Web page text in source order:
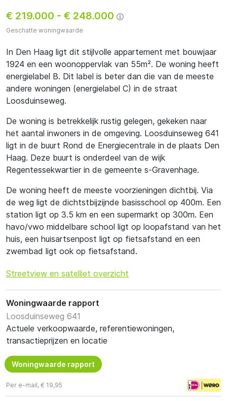
€ 219.000 - € 248.000
Geschatte woningwaarde
In Den Haag ligt dit stijlvolle appartement met bouwjaar
1924 en een woonoppervlak van 55m². De woning heeft
energielabel B. Dit label is beter dan die van de meeste
andere woningen (energielabel C) in de straat
Loosduinseweg.
De woning is betrekkelijk rustig gelegen, gekeken naar
het aantal inwoners in de omgeving. Loosduinseweg 641
ligt in de buurt Rond de Energiecentrale in de plaats Den
Haag. Deze buurt is onderdeel van de wijk
Regentessekwartier in de gemeente s-Gravenhage.
De woning heeft de meeste voorzieningen dichtbij. Via
de weg ligt de dichtstbijzijnde basisschool op 400m. Een
station ligt op 3.5 km en een supermarkt op 300m. Een
havo/vwo middelbare school ligt op loopafstand van het
huis, een huisartsenpost ligt op fietsafstand en een
zwembad ligt ook op fietsafstand.
Streetview en satelliet overzicht
Woningwaarde rapport
Loosduinseweg 641
Actuele verkoopwaarde, referentiewoningen,
transactieprijzen en locatie
Woningwaarde rapport
Per e-mail, € 19,95